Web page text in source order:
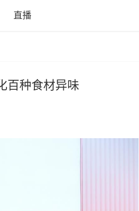
直播
百种食材异味